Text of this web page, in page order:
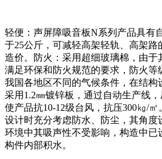
轻便：声屏障吸音板N系列产品具有
于25公斤，可减轻高架轻轨、高架路
造价。防火：采用超细玻璃棉，由于
满足环保和防火规范的要求，防火等
我国各地区不同的气候条件，在结构
采用1.2㎜镀锌板，通过自动生产线，
使产品抗10-12级台风，抗压300㎏/
设计时充分考虑防水、防尘，其角度
环境中其吸声性不受影响，构造中已
构件内部积水。